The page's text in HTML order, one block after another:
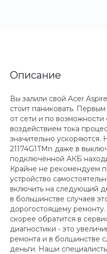
Описание
Вы залили свой Acer
стоит паниковать.
от сети и по возможности
воздействием тока
значительно ускоряются.
21174G1TMn даже в
подключённой АКБ
Крайне не рекомендуем
устройство
включить на следующий
в большинстве случаев
дорогостоящему
скорее обратится в
диагностики - это
ремонта и в болшинстве
деньги. Наши